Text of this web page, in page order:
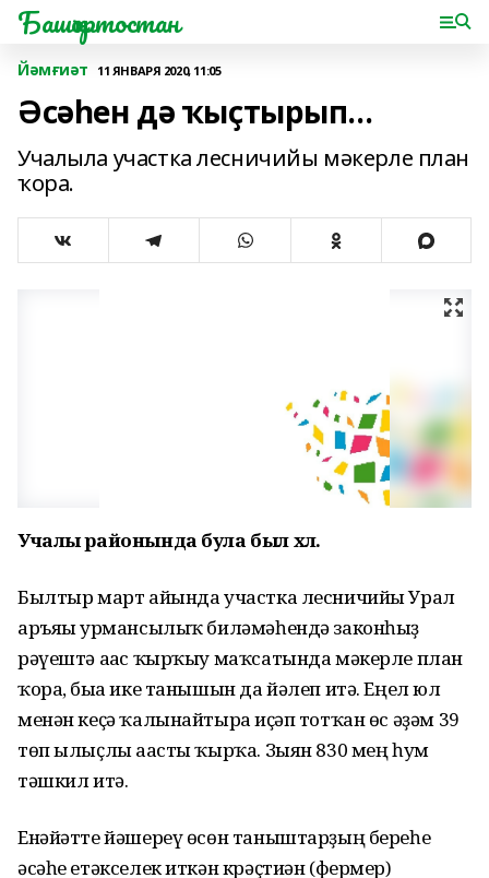
Башҡортостан
Йәмғиәт 11 ЯНВАРЯ 2020, 11:05
Әсәһен дә ҡыҫтырып...
Учалыла участка лесничийы мәкерле план
ҡора.
Учалы районында була был хәл.
Былтыр март айында участка лесничийы Урал
аръяғы урмансылыҡ биләмәһендә законһыҙ
рәүештә ағас ҡырҡыу маҡсатында мәкерле план
ҡора, быға ике танышын да йәлеп итә. Еңел юл
менән кеҫә ҡалынайтырға иҫәп тотҡан өс әҙәм 39
төп ылыҫлы ағасты ҡырҡа. Зыян 830 мең һум
тәшкил итә.
Енәйәтте йәшереү өсөн таныштарҙың береһе
әсәһе етәкселек иткән крәҫтиән (фермер)